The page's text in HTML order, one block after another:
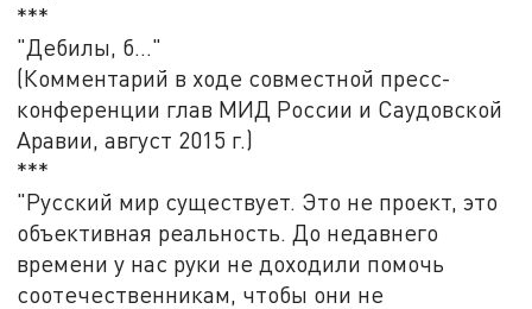
***
"Дебилы, б..."
(Комментарий в ходе совместной пресс-
конференции глав МИД России и Саудовской
Аравии, август 2015 г.)
***
"Русский мир существует. Это не проект, это
объективная реальность. До недавнего
времени у нас руки не доходили помочь
соотечественникам, чтобы они не